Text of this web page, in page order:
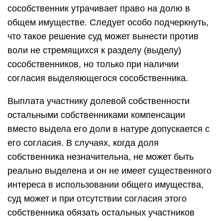
сособственник утрачивает право на долю в
общем имуществе. Следует особо подчеркнуть,
что такое решение суд может вынести против
воли не стремящихся к разделу (выделу)
сособственников, но только при наличии
согласия выделяющегося сособственника.
Выплата участнику долевой собственности
остальными собственниками компенсации
вместо выдела его доли в натуре допускается с
его согласия. В случаях, когда доля
собственника незначительна, не может быть
реально выделена и он не имеет существенного
интереса в использовании общего имущества,
суд может и при отсутствии согласия этого
собственника обязать остальных участников